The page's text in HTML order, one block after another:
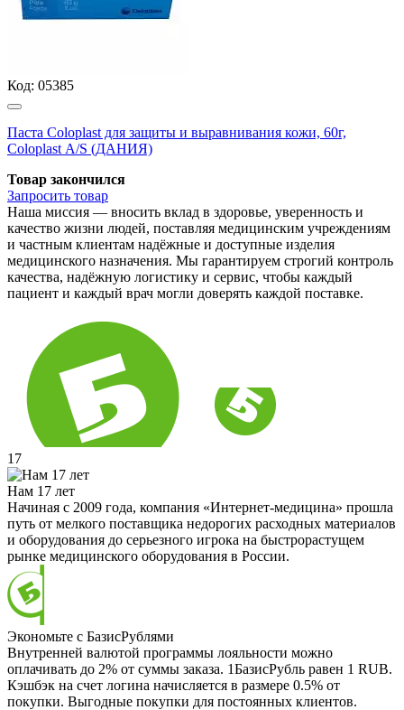
Код: 05385
Паста Coloplast для защиты и выравнивания кожи, 60г,
Coloplast А/S (ДАНИЯ)
Товар закончился
Запросить товар
Наша миссия — вносить вклад в здоровье, уверенность и
качество жизни людей, поставляя медицинским учреждениям
и частным клиентам надёжные и доступные изделия
медицинского назначения. Мы гарантируем строгий контроль
качества, надёжную логистику и сервис, чтобы каждый
пациент и каждый врач могли доверять каждой поставке.
17
Нам 17 лет
Начиная с 2009 года, компания «Интернет-медицина» прошла
путь от мелкого поставщика недорогих расходных материалов
и оборудования до серьезного игрока на быстрорастущем
рынке медицинского оборудования в России.
Экономьте с БазисРублями
Внутренней валютой программы лояльности можно
оплачивать до 2% от суммы заказа. 1БазисРубль равен 1 RUB.
Кэшбэк на счет логина начисляется в размере 0.5% от
покупки. Выгодные покупки для постоянных клиентов.